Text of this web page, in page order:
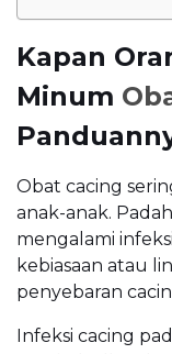
Kapan
Minum
Obat cacing
anak-anak.
mengalami
kebiasaan atau
penyebaran
Infeksi cacing